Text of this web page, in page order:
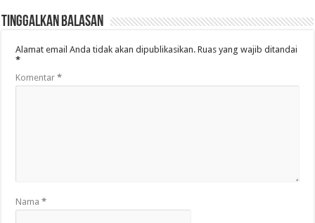
Tinggalkan Balasan
Alamat email Anda tidak akan dipublikasikan. Ruas yang wajib ditandai
*
Komentar*
Nama*